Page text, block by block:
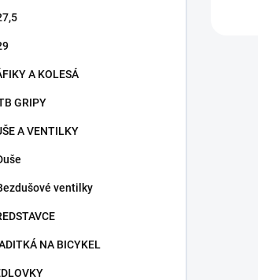
A KOLESÁ
GRIPY
A VENTILKY
ventilky
NA BICYKEL